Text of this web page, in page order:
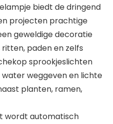
biedt de dringend
projecten prachtige
geweldige decoratie
paden en zelfs
sprookjeslichten
weggeven en lichte
planten, ramen,
wordt automatisch